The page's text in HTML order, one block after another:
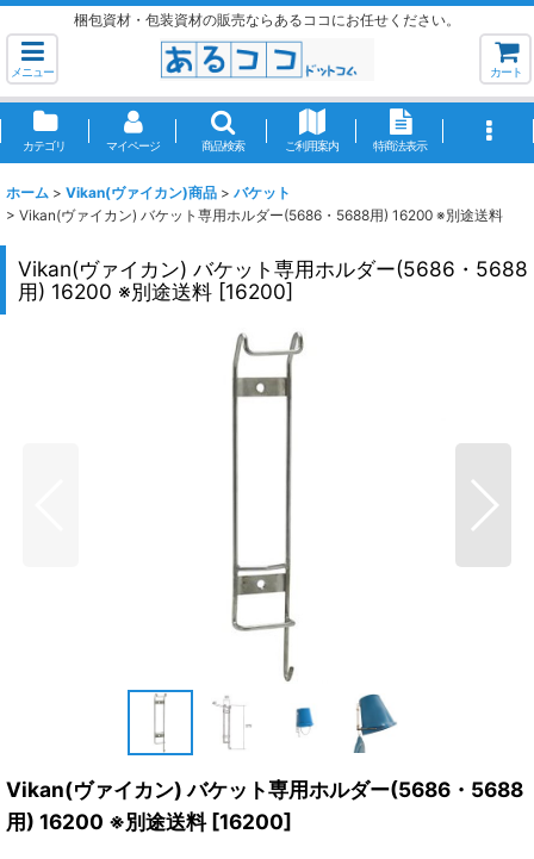
梱包資材・包装資材の販売ならあるココにお任せください。
メニュー カート
カテゴリ マイページ 商品検索 ご利用案内 特商法表示
ホーム > Vikan(ヴァイカン)商品 > バケット
> Vikan(ヴァイカン) バケット専用ホルダー(5686・5688用) 16200 ※別途送料
Vikan(ヴァイカン) バケット専用ホルダー(5686・5688
用) 16200 ※別途送料 [16200]
Vikan(ヴァイカン) バケット専用ホルダー(5686・5688
用) 16200 ※別途送料 [16200]